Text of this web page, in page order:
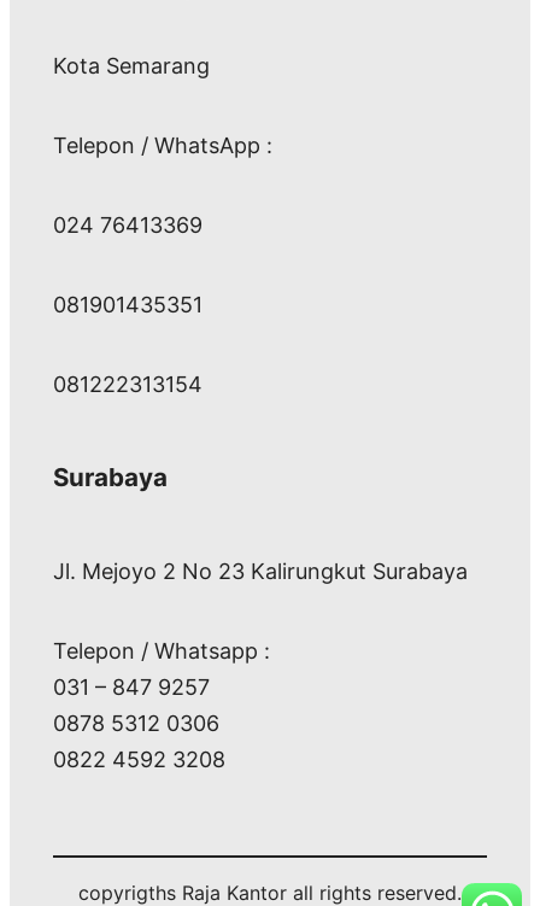
Kota Semarang
Telepon / WhatsApp :
024 76413369
081901435351
081222313154
Surabaya
Jl. Mejoyo 2 No 23 Kalirungkut Surabaya
Telepon / Whatsapp :
031 – 847 9257
0878 5312 0306
0822 4592 3208
copyrigths Raja Kantor all rights reserved.